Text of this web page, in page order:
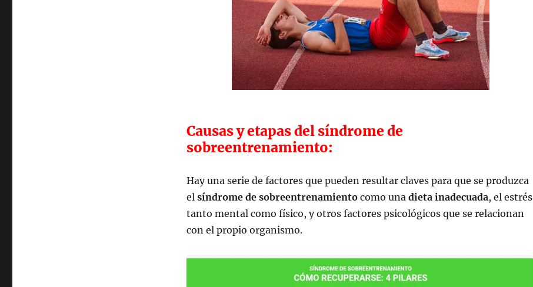
Causas y etapas del síndrome de
sobreentrenamiento:
Hay una serie de factores que pueden resultar claves para que se produzca
el síndrome de sobreentrenamiento como una dieta inadecuada, el estrés
tanto mental como físico, y otros factores psicológicos que se relacionan
con el propio organismo.